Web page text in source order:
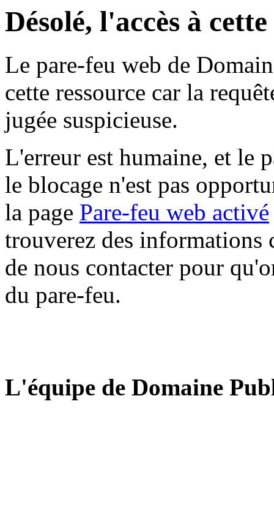
Désolé, l'accès à
Le pare-feu web de
cette ressource car la
jugée suspicieuse.
L'erreur est humaine, et le
le blocage n'est pas
la page Pare-feu web activé
trouverez des informations
de nous contacter pour
du pare-feu.
L'équipe de Domaine